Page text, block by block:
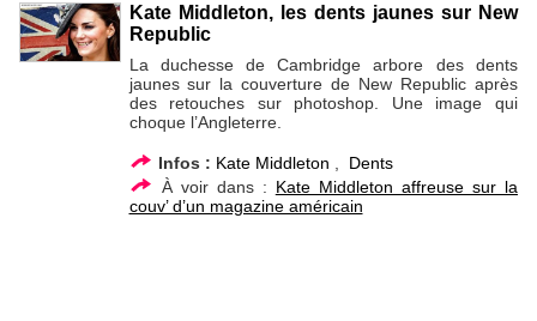
Kate Middleton, les dents jaunes sur New
Republic
La duchesse de Cambridge arbore des dents
jaunes sur la couverture de New Republic après
des retouches sur photoshop. Une image qui
choque l’Angleterre.
Infos : Kate Middleton
Dents
À voir dans : Kate Middleton affreuse sur la
couv’ d’un magazine américain